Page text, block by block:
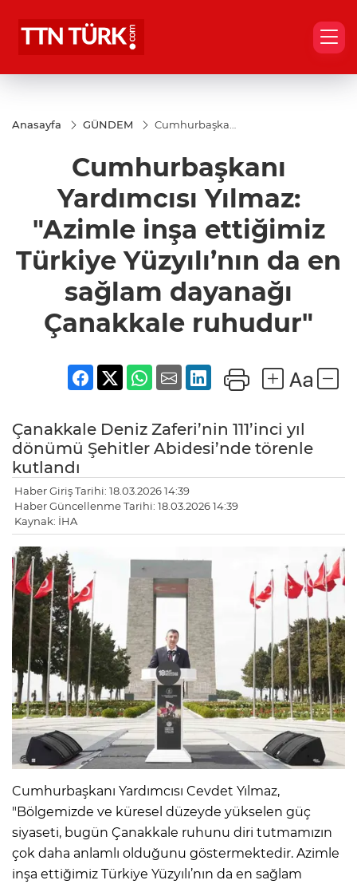
Anasayfa GÜNDEM
Cumhurbaşkanı
inşa ettiğimiz
Türkiye
Yüzyılı’nın da
en sağlam
Çanakkale
ruhudur"
Cumhurbaşkanı
Yardımcısı Yılmaz:
"Azimle inşa ettiğimiz
Türkiye Yüzyılı’nın da en
sağlam dayanağı
Çanakkale ruhudur"
Çanakkale Deniz Zaferi’nin 111’inci yıl
dönümü Şehitler Abidesi’nde törenle
kutlandı
Haber Giriş Tarihi: 18.03.2026 14:39
Haber Güncellenme Tarihi: 18.03.2026 14:39
Kaynak: İHA
Cumhurbaşkanı Yardımcısı Cevdet Yılmaz,
"Bölgemizde ve küresel düzeyde yükselen güç
siyaseti, bugün Çanakkale ruhunu diri tutmamızın
çok daha anlamlı olduğunu göstermektedir. Azimle
inşa ettiğimiz Türkiye Yüzyılı’nın da en sağlam